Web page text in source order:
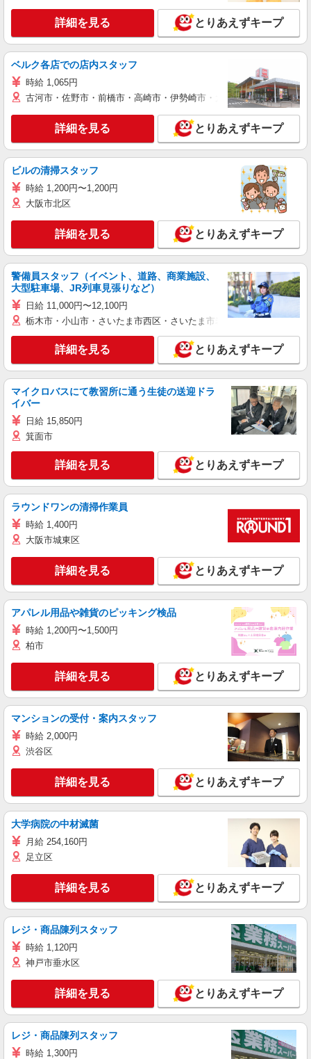
詳細を見る とりあえずキープ
ベルク各店での店内スタッフ
時給 1,065円
古河市・佐野市・前橋市・高崎市・伊勢崎市・太田市・館林市・藤
詳細を見る とりあえずキープ
ビルの清掃スタッフ
時給 1,200円〜1,200円
大阪市北区
詳細を見る とりあえずキープ
警備員スタッフ（イベント、道路、商業施設、
大型駐車場、JR列車見張りなど）
日給 11,000円〜12,100円
栃木市・小山市・さいたま市西区・さいたま市岩槻区・久喜市・蓮田
詳細を見る とりあえずキープ
マイクロバスにて教習所に通う生徒の送迎ドラ
イバー
日給 15,850円
箕面市
詳細を見る とりあえずキープ
ラウンドワンの清掃作業員
時給 1,400円
大阪市城東区
詳細を見る とりあえずキープ
アパレル用品や雑貨のピッキング検品
時給 1,200円〜1,500円
柏市
詳細を見る とりあえずキープ
マンションの受付・案内スタッフ
時給 2,000円
渋谷区
詳細を見る とりあえずキープ
大学病院の中材滅菌
月給 254,160円
足立区
詳細を見る とりあえずキープ
レジ・商品陳列スタッフ
時給 1,120円
神戸市垂水区
詳細を見る とりあえずキープ
レジ・商品陳列スタッフ
時給 1,300円